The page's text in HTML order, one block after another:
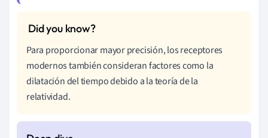
Para proporcionar mayor precisión, los receptores
modernos también consideran factores como la
dilatación del tiempo debido a la teoría de la
relatividad.